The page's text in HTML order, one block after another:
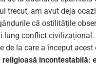
trecut, am avut deja
că ostilitățile
lung conflict civilizațional.
de la care a început acest
religioasă incontestabilă: